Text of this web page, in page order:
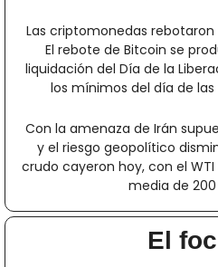
Las criptomonedas
El rebote de Bitcoin se
liquidación del Día de la
los mínimos del día de
Con la amenaza de Irán
y el riesgo geopolítico
crudo cayeron hoy, con el
media de 200
El